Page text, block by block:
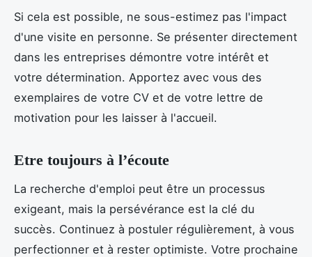
Si cela est possible, ne sous-estimez pas l'impact
d'une visite en personne. Se présenter directement
dans les entreprises démontre votre intérêt et
votre détermination. Apportez avec vous des
exemplaires de votre CV et de votre lettre de
motivation pour les laisser à l'accueil.
Etre toujours à l’écoute
La recherche d'emploi peut être un processus
exigeant, mais la persévérance est la clé du
succès. Continuez à postuler régulièrement, à vous
perfectionner et à rester optimiste. Votre prochaine